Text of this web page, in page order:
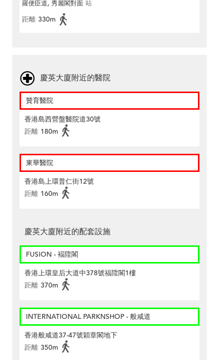
羅便臣道, 秀麗閣對面 站
距離 330m
慶英大廈附近的醫院
贊育醫院
香港島西營盤醫院道30號
距離 180m
東華醫院
香港島上環普仁街12號
距離 160m
慶英大廈附近的配套設施
FUSION - 褔陞閣
香港上環皇后大道中378號福陞閣1樓
距離 370m
INTERNATIONAL PARKNSHOP - 般咸道
香港般咸道37-47號穎章閣地下
距離 350m